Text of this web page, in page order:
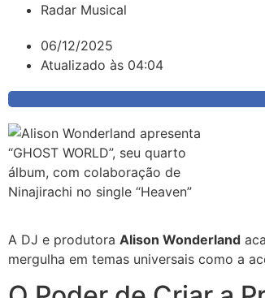
Radar Musical
06/12/2025
Atualizado às 04:04
A DJ e produtora Alison Wonderland
mergulha em temas universais como a